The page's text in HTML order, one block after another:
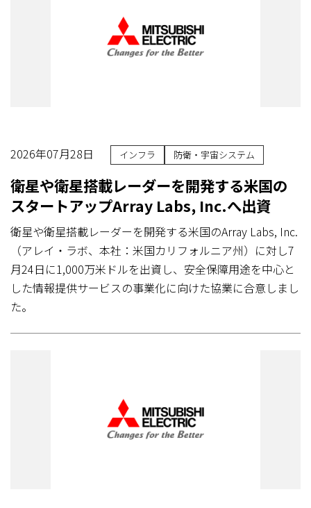
2026年07月28日 インフラ 防衛・宇宙システム
衛星や衛星搭載レーダーを開発する米国の
スタートアップArray Labs, Inc.へ出資
衛星や衛星搭載レーダーを開発する米国のArray Labs, Inc.
（アレイ・ラボ、本社：米国カリフォルニア州）に対し7
月24日に1,000万米ドルを出資し、安全保障用途を中心と
した情報提供サービスの事業化に向けた協業に合意しまし
た。